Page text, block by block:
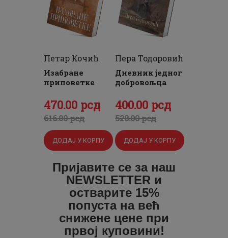
Петар Кочић
Изабране
приповетке
616.00рсд
Оригинална
цена
је
била:
616.
470.00 рсд
Тренутна
цена
је:
470.
ДОДАЈ У КОРПУ
Пера Тодоровић
Дневник једног
добровољца
528.00рсд
Оригинална
цена
је
била:
528 .
0
0
рсд.
400.00 рсд
Тренутна
цена
је:
400.
0
0
рсд.
ДОДАЈ У КОРПУ
Пријавите се за наш
NEWSLETTER и
остварите 15%
попуста на већ
снижене цене при
првој куповини!